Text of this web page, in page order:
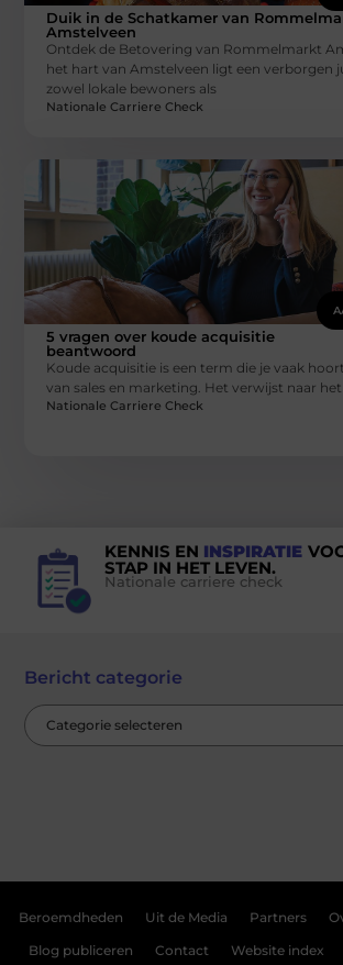
Duik in de Schatkamer van
Amstelveen
Ontdek de Betovering van Rommelmarkt
het hart van Amstelveen ligt een verborgen
zowel lokale bewoners als
Nationale Carriere Check
5 vragen over koude acquisitie
beantwoord
Koude acquisitie is een term die je vaak
van sales en marketing. Het verwijst naar het
Nationale Carriere Check
KENNIS EN INSPIRATIE
STAP IN HET LEVEN.
Nationale carriere check
Bericht categorie
Beroemdheden Uit de Media Partners
Blog publiceren Contact Website index